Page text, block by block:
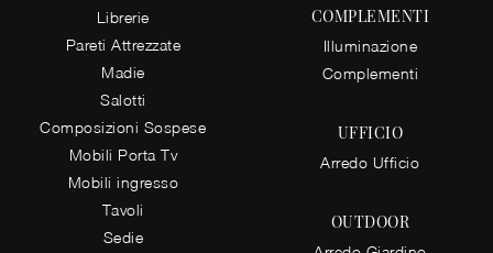
Librerie
Pareti Attrezzate
Madie
Salotti
Composizioni Sospese
Mobili Porta Tv
Mobili ingresso
Tavoli
Sedie
COMPLEMENTI
Illuminazione
Complementi
UFFICIO
Arredo Ufficio
OUTDOOR